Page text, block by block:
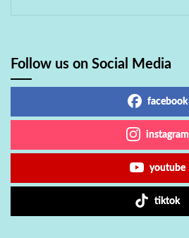
Follow us on Social Media
facebook
instagram
youtube
tiktok